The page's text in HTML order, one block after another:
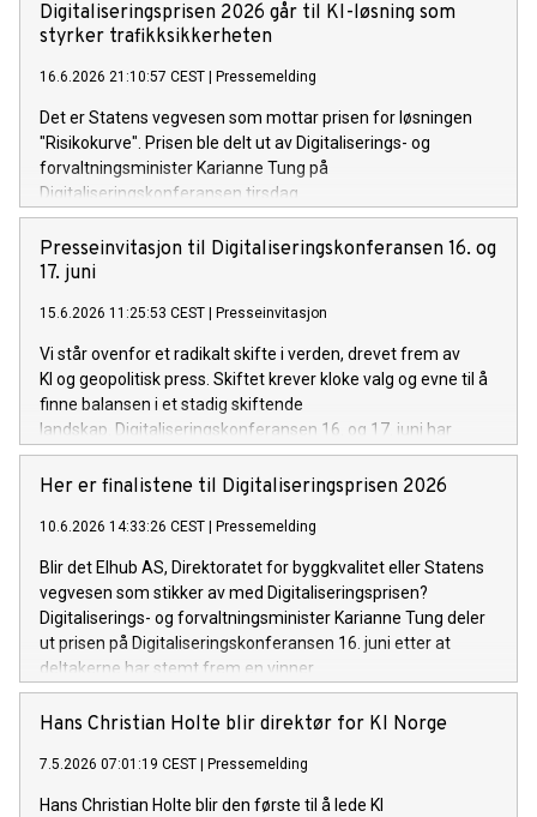
Digitaliseringsprisen 2026 går til KI-løsning som
styrker trafikksikkerheten
16.6.2026 21:10:57 CEST Pressemelding
Det er Statens vegvesen som mottar prisen for løsningen
"Risikokurve". Prisen ble delt ut av Digitaliserings- og
forvaltningsminister Karianne Tung på
Digitaliseringskonferansen tirsdag.
Presseinvitasjon til Digitaliseringskonferansen 16. og
17. juni
15.6.2026 11:25:53 CEST Presseinvitasjon
Vi står ovenfor et radikalt skifte i verden, drevet frem av
KI og geopolitisk press. Skiftet krever kloke valg og evne til å
finne balansen i et stadig skiftende
landskap. Digitaliseringskonferansen 16. og 17. juni har
et innholdsrikt program som setter søkelyset på flere
aktuelle tema:
Her er finalistene til Digitaliseringsprisen 2026
10.6.2026 14:33:26 CEST Pressemelding
Blir det Elhub AS, Direktoratet for byggkvalitet eller Statens
vegvesen som stikker av med Digitaliseringsprisen?
Digitaliserings- og forvaltningsminister Karianne Tung deler
ut prisen på Digitaliseringskonferansen 16. juni etter at
deltakerne har stemt frem en vinner.
Hans Christian Holte blir direktør for KI Norge
7.5.2026 07:01:19 CEST Pressemelding
Hans Christian Holte blir den første til å lede KI